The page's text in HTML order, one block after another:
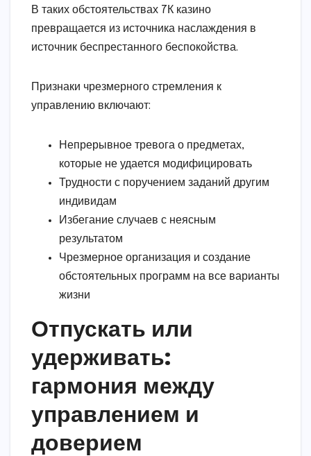
В таких обстоятельствах 7К казино
превращается из источника наслаждения в
источник беспрестанного беспокойства.
Признаки чрезмерного стремления к
управлению включают:
Непрерывное тревога о предметах,
которые не удается модифицировать
Трудности с поручением заданий другим
индивидам
Избегание случаев с неясным
результатом
Чрезмерное организация и создание
обстоятельных программ на все варианты
жизни
Отпускать или
удерживать:
гармония между
управлением и
доверием